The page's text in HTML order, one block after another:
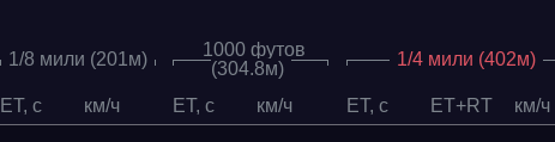
Дата проведения
1/8 мили (201м)
1000 футов
(304.8м)
1/4 мили (402м)
ET, c км/ч ET, c км/ч ET, c ET+RT км/ч